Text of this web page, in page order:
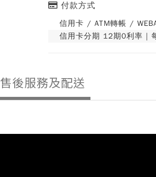
付款方式
信用卡 / ATM轉帳 /
信用卡分期 12期0利率 |
售後服務及配送